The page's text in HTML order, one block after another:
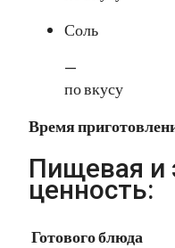
Соль
—
по вкусу
Время
Пищевая и
ценность:
Готового блюда